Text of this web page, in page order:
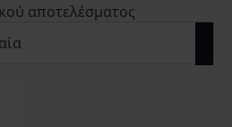
αποτελέσματος